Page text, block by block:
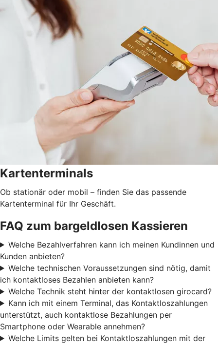
Kartenterminals
Ob stationär oder mobil – finden Sie das passende
Kartenterminal für Ihr Geschäft.
FAQ zum bargeldlosen Kassieren
Welche Bezahlverfahren kann ich meinen Kundinnen und
Kunden anbieten?
Welche technischen Voraussetzungen sind nötig, damit
ich kontaktloses Bezahlen anbieten kann?
Welche Technik steht hinter der kontaktlosen girocard?
Kann ich mit einem Terminal, das Kontaktloszahlungen
unterstützt, auch kontaktlose Bezahlungen per
Smartphone oder Wearable annehmen?
Welche Limits gelten bei Kontaktloszahlungen mit der